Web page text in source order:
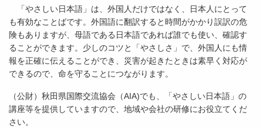
「やさしい日本語」は、外国人だけではなく、日本人にとって
も有効なことばです。外国語に翻訳すると時間がかかり誤訳の危
険もありますが、母語である日本語であれば誰でも使い、確認す
ることができます。少しのコツと「やさしさ」で、外国人にも情
報を正確に伝えることができ、災害が起きたときは素早く対応が
できるので、命を守ることにつながります。
（公財）秋田県国際交流協会（AIA)でも、「やさしい日本語」の
講座等を提供していますので、地域や会社の研修にお役立てくだ
さい。